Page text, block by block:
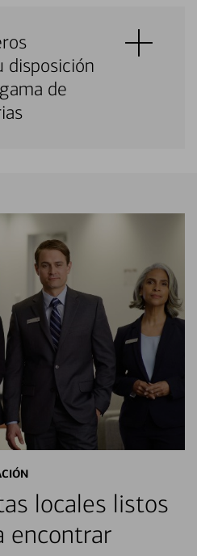
disposición
de
locales listos
encontrar